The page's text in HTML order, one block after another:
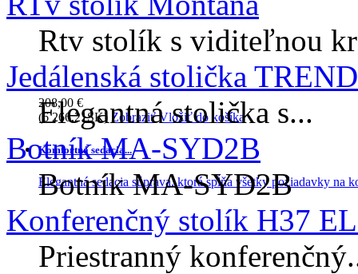
208,00 €
(6 266,21SK) Zobraziť Vložiť do košíka
Komfortná sedacia...
Elegantná sedacia súprava, ktorá spĺňa všetky požiadavky na
Rtv stolík s viditeľnou
Jedálenská stolička
Elegantná stolička s...
Botník MA-SYD2B
Botník MA-SYD2B
Konferenčný stolík H37
Priestranný